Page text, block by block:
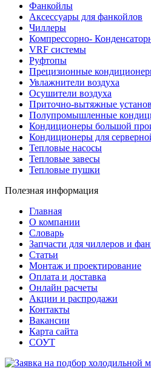
Фанкойлы
Аксессуары для фанкойлов
Чиллеры
Компрессорно-
VRF системы
Руфтопы
Прецизионные
Увлажнители воздуха
Осушители воздуха
Приточно-вытяжные
Полупромышленные
Кондиционеры большой
Кондиционеры для
Тепловые насосы
Тепловые завесы
Тепловые пушки
Полезная информация
Главная
О компании
Словарь
Запчасти для чиллеров и
Статьи
Монтаж и проектирование
Оплата и доставка
Онлайн расчеты
Акции и распродажи
Контакты
Вакансии
Карта сайта
СОУТ